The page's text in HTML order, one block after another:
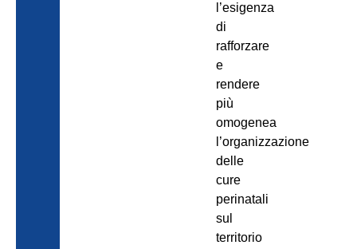
l’esigenza
di
rafforzare
e
rendere
più
omogenea
l’organizzazione
delle
cure
perinatali
sul
territorio